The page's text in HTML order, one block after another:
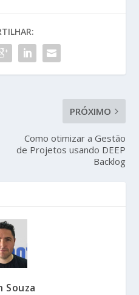
PRÓXIMO
Como otimizar a Gestão
de Projetos usando DEEP
Backlog
Souza